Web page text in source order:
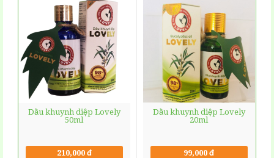
Dầu khuynh diệp Lovely
50ml
210,000 đ
Dầu khuynh diệp Lovely
20ml
99,000 đ